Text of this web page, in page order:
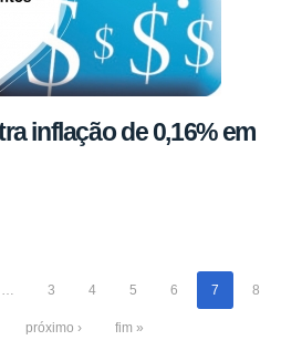
inflação de 0,16% em
… 3 4 5 6 7 8
próximo › fim »